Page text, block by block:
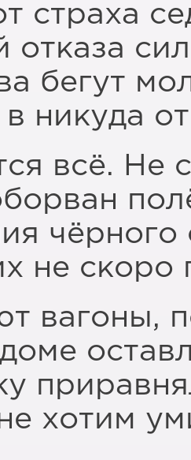
страха
отказа
бегут
в никуда
всё. Не
чёрного
не скоро
вагоны,
хотим